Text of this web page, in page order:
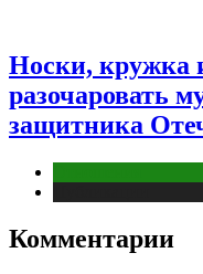
Носки, кружка
разочаровать
защитника
Комментарии